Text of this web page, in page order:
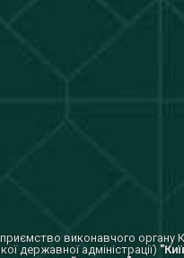
виконавчого органу
державної адміністрації)